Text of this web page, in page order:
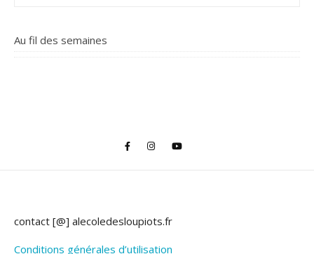
Au fil des semaines
contact [@] alecoledesloupiots.fr
Conditions générales d’utilisation